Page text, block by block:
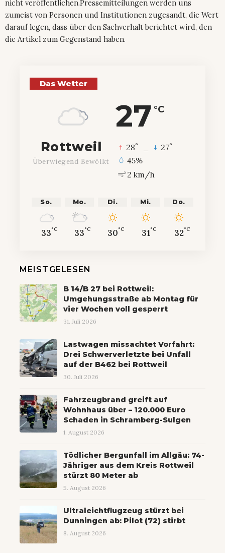
nicht veröffentlichen.Pressemitteilungen werden uns
zumeist von Personen und Institutionen zugesandt, die Wert
darauf legen, dass über den Sachverhalt berichtet wird, den
die Artikel zum Gegenstand haben.
Das Wetter
27 °C
Rottweil
Überwiegend Bewölkt
28° 27°
45%
2 km/h
So.
33°C
Mo.
33°C
Di.
30°C
Mi.
31°C
Do.
32°C
MEISTGELESEN
B 14/B 27 bei Rottweil:
Umgehungsstraße ab Montag für
vier Wochen voll gesperrt
31. Juli 2026
Lastwagen missachtet Vorfahrt:
Drei Schwerverletzte bei Unfall
auf der B462 bei Rottweil
30. Juli 2026
Fahrzeugbrand greift auf
Wohnhaus über – 120.000 Euro
Schaden in Schramberg-Sulgen
1. August 2026
Tödlicher Bergunfall im Allgäu: 74-
Jähriger aus dem Kreis Rottweil
stürzt 80 Meter ab
5. August 2026
Ultraleichtflugzeug stürzt bei
Dunningen ab: Pilot (72) stirbt
8. August 2026